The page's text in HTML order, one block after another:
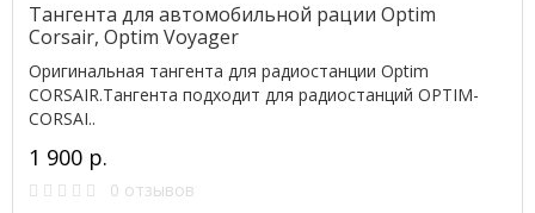
Тангента для автомобильной рации Optim
Corsair, Optim Voyager
Оригинальная тангента для радиостанции Optim
CORSAIR.Тангента подходит для радиостанций OPTIM-
CORSAI..
1 900 р.
0 отзывов